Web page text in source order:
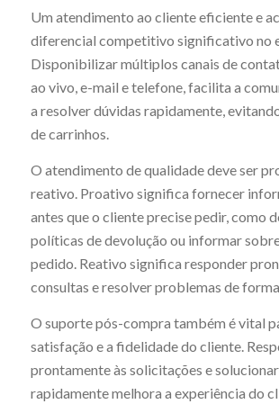
Um atendimento ao cliente eficiente e
diferencial competitivo significativo no
Disponibilizar múltiplos canais de
ao vivo, e-mail e telefone, facilita a
a resolver dúvidas rapidamente,
de carrinhos.
O atendimento de qualidade deve ser
reativo. Proativo significa fornecer
antes que o cliente precise pedir, como
políticas de devolução ou informar
pedido. Reativo significa responder
consultas e resolver problemas de
O suporte pós-compra também é vital
satisfação e a fidelidade do cliente.
prontamente às solicitações e
rapidamente melhora a experiência do